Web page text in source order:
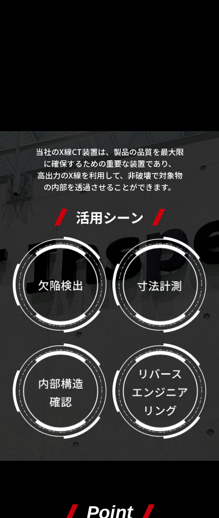
当社のX線CT装置は、製品の品質を最大限
に確保するための重要な装置であり、
高出力のX線を利用して、非破壊で対象物
の内部を透過させることができます。
活用シーン
Point